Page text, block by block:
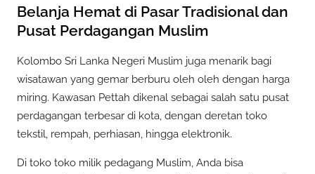
Belanja Hemat di Pasar Tradisional dan
Pusat Perdagangan Muslim
Kolombo Sri Lanka Negeri Muslim juga menarik bagi
wisatawan yang gemar berburu oleh oleh dengan harga
miring. Kawasan Pettah dikenal sebagai salah satu pusat
perdagangan terbesar di kota, dengan deretan toko
tekstil, rempah, perhiasan, hingga elektronik.
Di toko toko milik pedagang Muslim, Anda bisa